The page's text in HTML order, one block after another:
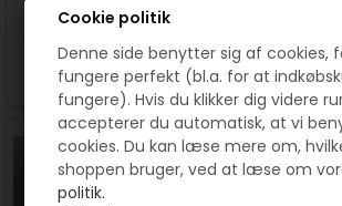
Cookie politik
Denne side benytter sig af cookies,
fungere perfekt (bl.a. for at
fungere). Hvis du klikker dig videre
accepterer du automatisk, at vi
cookies. Du kan læse mere om,
shoppen bruger, ved at læse om
politik.
225,00
SE MERE KØB